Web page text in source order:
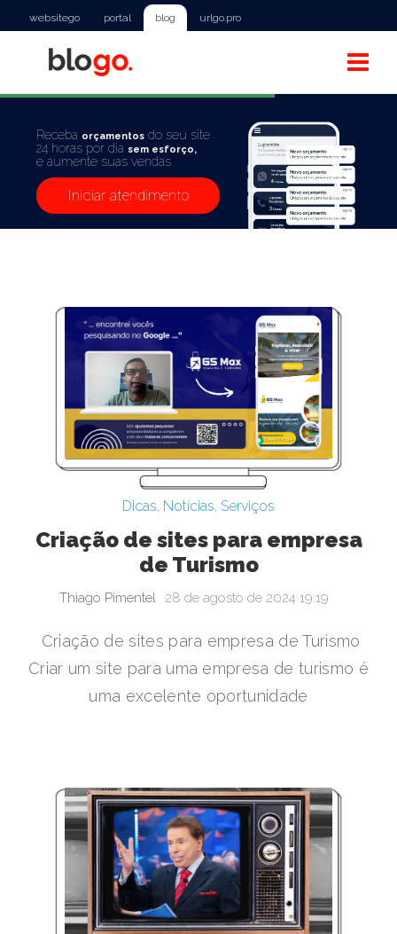
websitego portal blog urlgo.pro
Receba orçamentos do seu site
24 horas por dia sem esforço,
e aumente suas vendas
Iniciar atendimento
Dicas, Notícias, Serviços
Criação de sites para empresa
de Turismo
Thiago Pimentel 28 de agosto de 2024 19:19
Criação de sites para empresa de Turismo
Criar um site para uma empresa de turismo é
uma excelente oportunidade